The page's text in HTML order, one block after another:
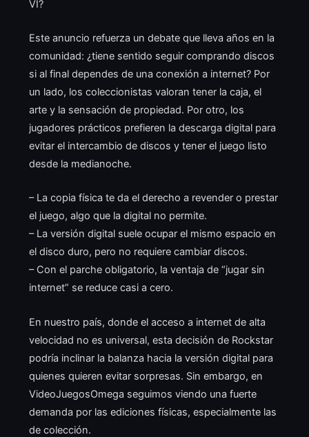
VI?
Este anuncio refuerza un debate que lleva años en la
comunidad: ¿tiene sentido seguir comprando discos
si al final dependes de una conexión a internet? Por
un lado, los coleccionistas valoran tener la caja, el
arte y la sensación de propiedad. Por otro, los
jugadores prácticos prefieren la descarga digital para
evitar el intercambio de discos y tener el juego listo
desde la medianoche.
– La copia física te da el derecho a revender o prestar
el juego, algo que la digital no permite.
– La versión digital suele ocupar el mismo espacio en
el disco duro, pero no requiere cambiar discos.
– Con el parche obligatorio, la ventaja de “jugar sin
internet” se reduce casi a cero.
En nuestro país, donde el acceso a internet de alta
velocidad no es universal, esta decisión de Rockstar
podría inclinar la balanza hacia la versión digital para
quienes quieren evitar sorpresas. Sin embargo, en
VideoJuegosOmega seguimos viendo una fuerte
demanda por las ediciones físicas, especialmente las
de colección.